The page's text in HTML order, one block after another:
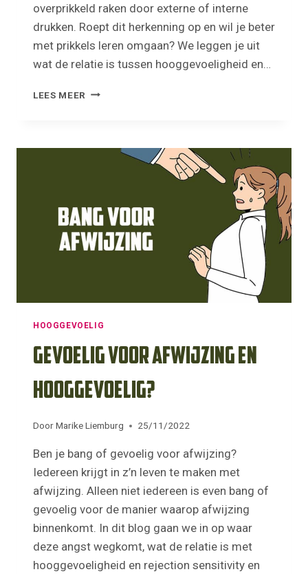
overprikkeld raken door externe of interne
drukken. Roept dit herkenning op en wil je beter
met prikkels leren omgaan? We leggen je uit
wat de relatie is tussen hooggevoeligheid en…
LEES MEER OVERPRIKKELING
HOE
JUISTE
BALANS
HOOGGEVOELIG
Gevoelig voor afwijzing en
hooggevoelig?
DoorMarike Liemburg 25/11/2022
Ben je bang of gevoelig voor afwijzing?
Iedereen krijgt in z’n leven te maken met
afwijzing. Alleen niet iedereen is even bang of
gevoelig voor de manier waarop afwijzing
binnenkomt. In dit blog gaan we in op waar
deze angst wegkomt, wat de relatie is met
hooggevoeligheid en rejection sensitivity en